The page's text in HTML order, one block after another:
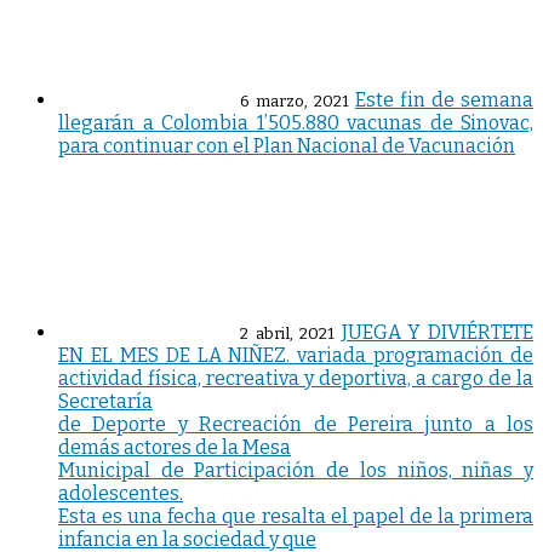
6 marzo, 2021 Este fin de semana
llegarán a Colombia 1’505.880 vacunas de Sinovac,
para continuar con el Plan Nacional de Vacunación
2 abril, 2021 JUEGA Y DIVIÉRTETE
EN EL MES DE LA NIÑEZ. variada programación de
actividad física, recreativa y deportiva, a cargo de la
Secretaría
de Deporte y Recreación de Pereira junto a los
demás actores de la Mesa
Municipal de Participación de los niños, niñas y
adolescentes.
Esta es una fecha que resalta el papel de la primera
infancia en la sociedad y que